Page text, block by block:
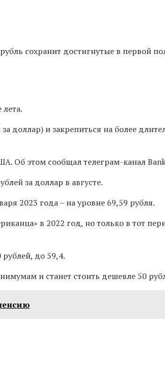
сохранит достигнутые в первой
доллар) и закрепиться на более
Об этом сообщал телеграм-канал
за доллар в августе.
2023 года – на уровне 69,59 рубля.
в 2022 год, но только в тот
до 59,4.
и станет стоить дешевле 50